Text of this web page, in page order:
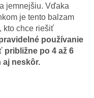
jemnejšiu. Vďaka
je tento balzam
kto chce riešiť
používanie
po 4 až 6
neskôr.